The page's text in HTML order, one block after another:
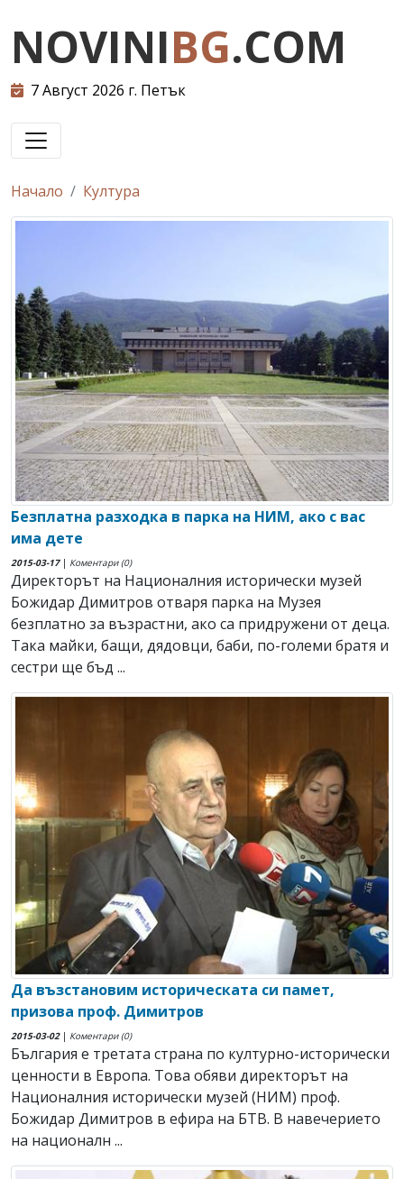
NOVINIBG.COM
7 Август 2026 г. Петък
Начало Култура
Безплатна разходка в парка на НИМ, ако с вас
има дете
2015-03-17| Коментари (0)
Директорът на Националния исторически музей
Божидар Димитров отваря парка на Музея
безплатно за възрастни, ако са придружени от деца.
Така майки, бащи, дядовци, баби, по-големи братя и
сестри ще бъд ...
Да възстановим историческата си памет,
призова проф. Димитров
2015-03-02| Коментари (0)
България е третата страна по културно-исторически
ценности в Европа. Това обяви директорът на
Националния исторически музей (НИМ) проф.
Божидар Димитров в ефира на БТВ. В навечерието
на националн ...